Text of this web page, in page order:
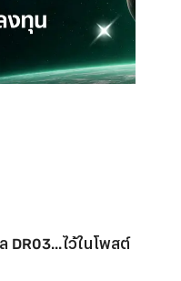
DR03...ไว้ในโพสต์